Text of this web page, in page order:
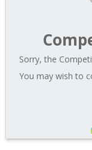
Sorry, the
You may wish to